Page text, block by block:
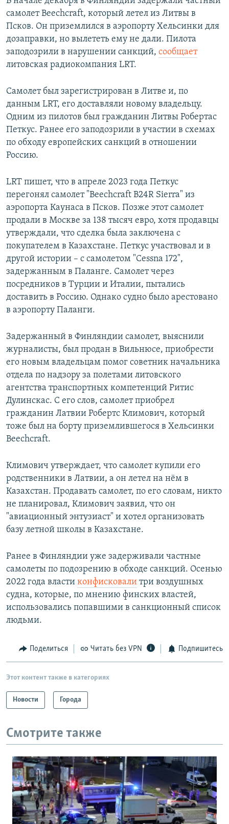
самолет Beechcraft, который летел из Литвы в
Псков. Он приземлился в аэропорту Хельсинки для
дозаправки, но вылететь ему не дали. Пилота
заподозрили в нарушении санкций, сообщает
литовская радиокомпания LRT.
Самолет был зарегистрирован в Литве и, по
данным LRT, его доставляли новому владельцу.
Одним из пилотов был гражданин Литвы Робертас
Петкус. Ранее его заподозрили в участии в схемах
по обходу европейских санкций в отношении
Россию.
LRT пишет, что в апреле 2023 года Петкус
перегонял самолет "Beechcraft B24R Sierra" из
аэропорта Каунаса в Псков. Позже этот самолет
продали в Москве за 138 тысяч евро, хотя продавцы
утверждали, что сделка была заключена с
покупателем в Казахстане. Петкус участвовал и в
другой истории – с самолетом "Cessna 172",
задержанным в Паланге. Самолет через
посредников в Турции и Италии, пытались
доставить в Россию. Однако судно было арестовано
в аэропорту Паланги.
Задержанный в Финляндии самолет, выяснили
журналисты, был продан в Вильнюсе, приобрести
его новым владельцам помог советник начальника
отдела по надзору за полетами литовского
агентства транспортных компетенций Ритис
Дулинскас. С его слов, самолет приобрел
гражданин Латвии Робертс Климович, который
тоже был на борту приземлившегося в Хельсинки
Beechcraft.
Климович утверждает, что самолет купили его
родственники в Латвии, а он летел на нём в
Казахстан. Продавать самолет, по его словам, никто
не планировал, Климович заявил, что он
"авиационный энтузиаст" и хотел организовать
базу летной школы в Казахстане.
Ранее в Финляндии уже задерживали частные
самолеты по подозрению в обходе санкций. Осенью
2022 года власти конфисковали три воздушных
судна, которые, по мнению финских властей,
использовались попавшими в санкционный список
людьми.
Поделиться Читать без VPN Подпишитесь
Этот контент также в категориях
Новости Города
Смотрите также